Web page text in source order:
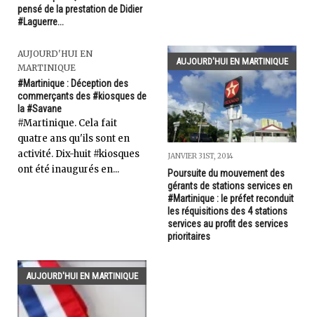
pensé de la prestation de Didier
#Laguerre...
AUJOURD'HUI EN
MARTINIQUE
#Martinique : Déception des
commerçants des #kiosques de
la #Savane
#Martinique. Cela fait
quatre ans qu'ils sont en
activité. Dix-huit #kiosques
ont été inaugurés en...
AUJOURD'HUI EN MARTINIQUE
JANVIER 31ST, 2014
Poursuite du mouvement des
gérants de stations services en
#Martinique : le préfet reconduit
les réquisitions des 4 stations
services au profit des services
prioritaires
AUJOURD'HUI EN MARTINIQUE